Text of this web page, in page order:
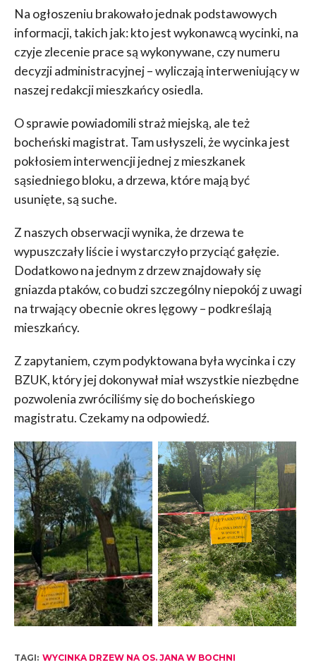
Na ogłoszeniu brakowało jednak podstawowych
informacji, takich jak: kto jest wykonawcą wycinki, na
czyje zlecenie prace są wykonywane, czy numeru
decyzji administracyjnej – wyliczają interweniujący w
naszej redakcji mieszkańcy osiedla.
O sprawie powiadomili straż miejską, ale też
bocheński magistrat. Tam usłyszeli, że wycinka jest
pokłosiem interwencji jednej z mieszkanek
sąsiedniego bloku, a drzewa, które mają być
usunięte, są suche.
Z naszych obserwacji wynika, że drzewa te
wypuszczały liście i wystarczyło przyciąć gałęzie.
Dodatkowo na jednym z drzew znajdowały się
gniazda ptaków, co budzi szczególny niepokój z uwagi
na trwający obecnie okres lęgowy – podkreślają
mieszkańcy.
Z zapytaniem, czym podyktowana była wycinka i czy
BZUK, który jej dokonywał miał wszystkie niezbędne
pozwolenia zwróciliśmy się do bocheńskiego
magistratu. Czekamy na odpowiedź.
TAGI: WYCINKA DRZEW NA OS. JANA W BOCHNI